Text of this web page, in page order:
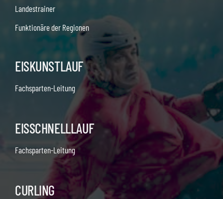
Landestrainer
Funktionäre der Regionen
EISKUNSTLAUF
Fachsparten-Leitung
EISSCHNELLLAUF
Fachsparten-Leitung
CURLING